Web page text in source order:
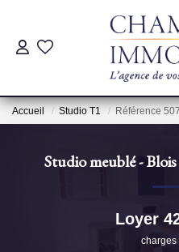
Pré-
Estimation Par
Accueil Studio T1 Référence
Studio meublé -
Loyer
charges